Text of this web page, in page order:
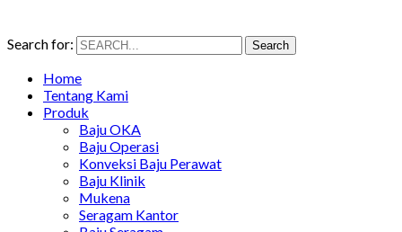
Search for: Search
Home
Tentang Kami
Produk
Baju OKA
Baju Operasi
Konveksi Baju Perawat
Baju Klinik
Mukena
Seragam Kantor